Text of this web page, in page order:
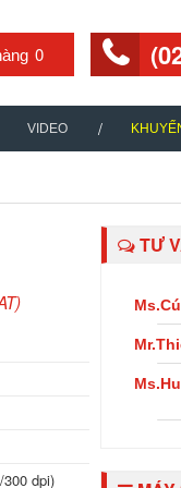
0
VIDEO
dpi)
TƯ